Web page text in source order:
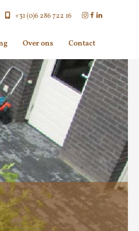
+31 (0)6 286 722 16
Over ons Contact